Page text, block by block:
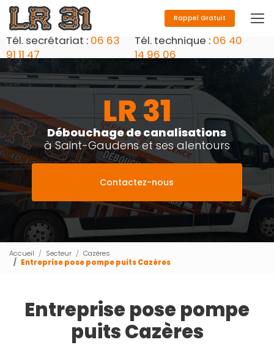
Aller
au
contenu
principal
Tél. secrétariat : 06 63
91 11 47
Tél. technique : 06 40
14 96 06
Rappel Gratuit
Débouchage de canalisations
à Saint-Gaudens et ses alentours
Contactez-nous
Accueil Secteur
Cazères
Entreprise pose pompe puits Cazères
Entreprise pose pompe
puits Cazères